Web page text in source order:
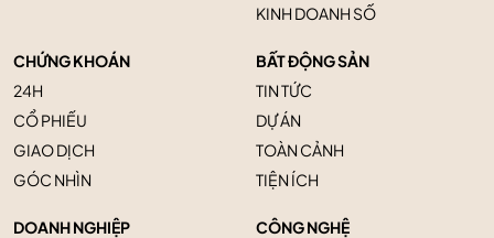
KINH DOANH SỐ
CHỨNG KHOÁN
24H
CỔ PHIẾU
GIAO DỊCH
GÓC NHÌN
BẤT ĐỘNG SẢN
TIN TỨC
DỰ ÁN
TOÀN CẢNH
TIỆN ÍCH
DOANH NGHIỆP
CÔNG NGHỆ